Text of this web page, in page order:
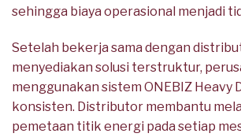
sehingga biaya operasional menjadi
Setelah bekerja sama dengan
menyediakan solusi terstruktur,
menggunakan sistem ONEBIZ Heavy
konsisten. Distributor membantu
pemetaan titik energi pada setiap